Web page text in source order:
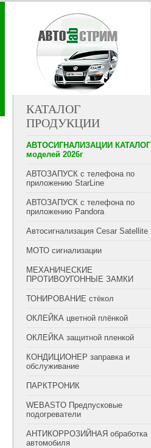
КАТАЛОГ
ПРОДУКЦИИ
АВТОСИГНАЛИЗАЦИИ КАТАЛОГ
моделей 2026г
АВТОЗАПУСК с телефона по
приложению StarLine
АВТОЗАПУСК с телефона по
приложению Pandora
Автосигнализация Cesar Satellite
МОТО сигнализации
МЕХАНИЧЕСКИЕ
ПРОТИВОУГОННЫЕ ЗАМКИ
ТОНИРОВАНИЕ стёкол
ОКЛЕЙКА цветной плёнкой
ОКЛЕЙКА защитной пленкой
КОНДИЦИОНЕР заправка и
обслуживание
ПАРКТРОНИК
WEBASTO Предпусковые
подогреватели
АНТИКОРРОЗИЙНАЯ обработка
автомобиля